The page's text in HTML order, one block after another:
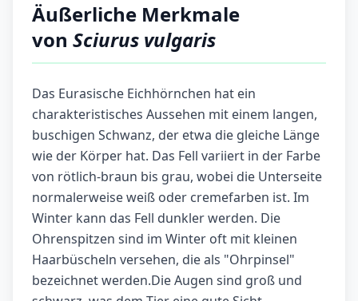
Äußerliche Merkmale
von Sciurus vulgaris
Das Eurasische Eichhörnchen hat ein
charakteristisches Aussehen mit einem langen,
buschigen Schwanz, der etwa die gleiche Länge
wie der Körper hat. Das Fell variiert in der Farbe
von rötlich-braun bis grau, wobei die Unterseite
normalerweise weiß oder cremefarben ist. Im
Winter kann das Fell dunkler werden. Die
Ohrenspitzen sind im Winter oft mit kleinen
Haarbüscheln versehen, die als "Ohrpinsel"
bezeichnet werden.Die Augen sind groß und